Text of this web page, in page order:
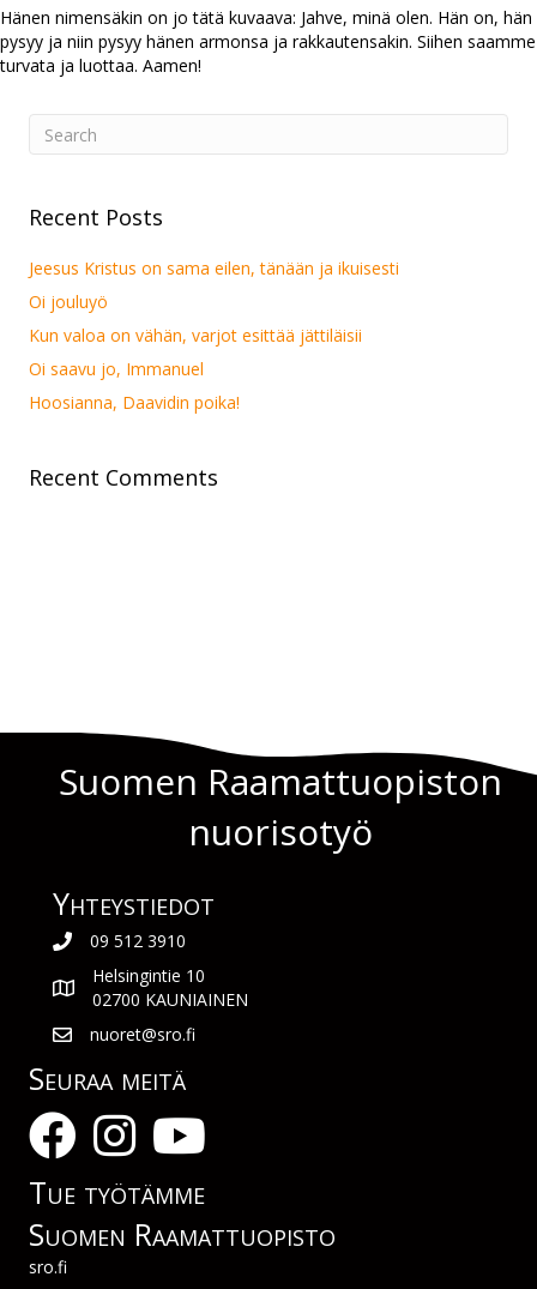
Hänen nimensäkin on jo tätä kuvaava: Jahve, minä olen. Hän on, hän
pysyy ja niin pysyy hänen armonsa ja rakkautensakin. Siihen saamme
turvata ja luottaa. Aamen!
Recent Posts
Jeesus Kristus on sama eilen, tänään ja ikuisesti
Oi jouluyö
Kun valoa on vähän, varjot esittää jättiläisii
Oi saavu jo, Immanuel
Hoosianna, Daavidin poika!
Recent Comments
Suomen Raamattuopiston
nuorisotyö
Yhteys­tiedot
09 512 3910
Helsingintie 10
02700 KAUNIAINEN
nuoret@sro.fi
Seuraa meitä
Tue työtämme
Suomen Raamattuopisto
sro.fi